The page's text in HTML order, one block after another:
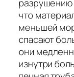
разрушению
что
меньшей
спасают
они
изнутри